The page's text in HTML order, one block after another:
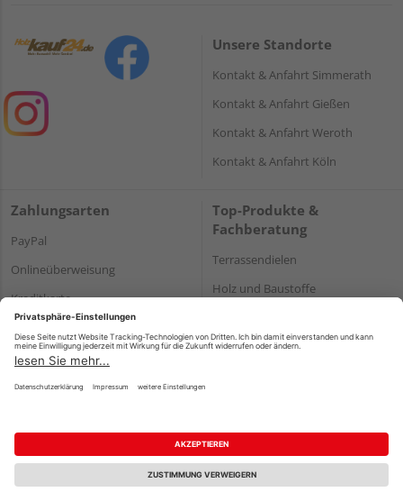
Unsere Standorte
Kontakt & Anfahrt Simmerath
Kontakt & Anfahrt Gießen
Kontakt & Anfahrt Weroth
Kontakt & Anfahrt Köln
Zahlungsarten
PayPal
Onlineüberweisung
Kreditkarte
Rechnung*
*Bonität vorausgesetzt
Top-Produkte &
Fachberatung
Terrassendielen
Holz und Baustoffe
Impressum Datenschutz AGB
Barrierefreiheitserklärung
Vertrag widerrufen